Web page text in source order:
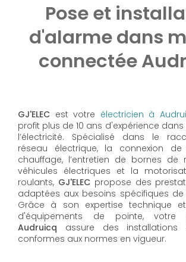
Pose et
d'alarme dans
connectée
GJ'ELEC est votre électricien à
profit plus de 10 ans d'expérience
l’électricité. Spécialisé dans le
réseau électrique, la connexion
chauffage, l’entretien de bornes de
véhicules électriques et la
roulants, GJ'ELECpropose des
adaptées aux besoins spécifiques
Grâce à son expertise technique
d'équipements de pointe, votre
Audruicq assure des installations
conformes aux normes en vigueur.